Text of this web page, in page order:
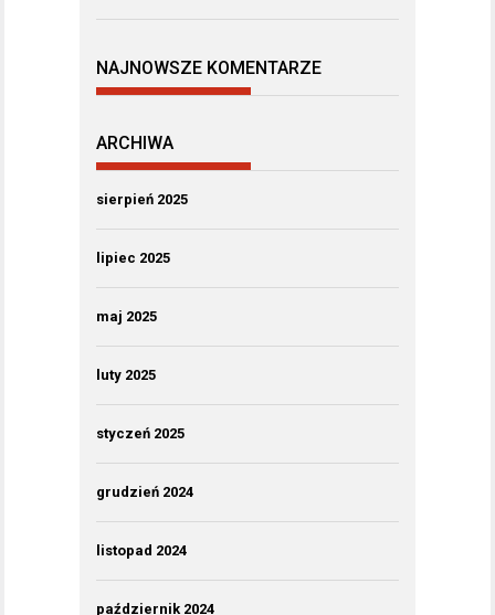
NAJNOWSZE KOMENTARZE
ARCHIWA
sierpień 2025
lipiec 2025
maj 2025
luty 2025
styczeń 2025
grudzień 2024
listopad 2024
październik 2024